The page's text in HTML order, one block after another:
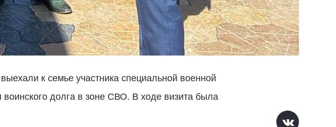
к семье участника специальной военной
долга в зоне СВО. В ходе визита была